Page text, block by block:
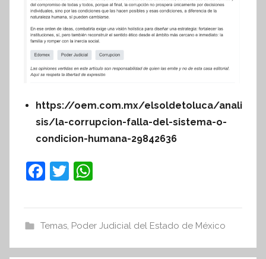
https://oem.com.mx/elsoldetoluca/anali
sis/la-corrupcion-falla-del-sistema-o-
condicion-humana-29842636
F
e
b
T
er s
A
Temas, Poder Judicial del Estado de México